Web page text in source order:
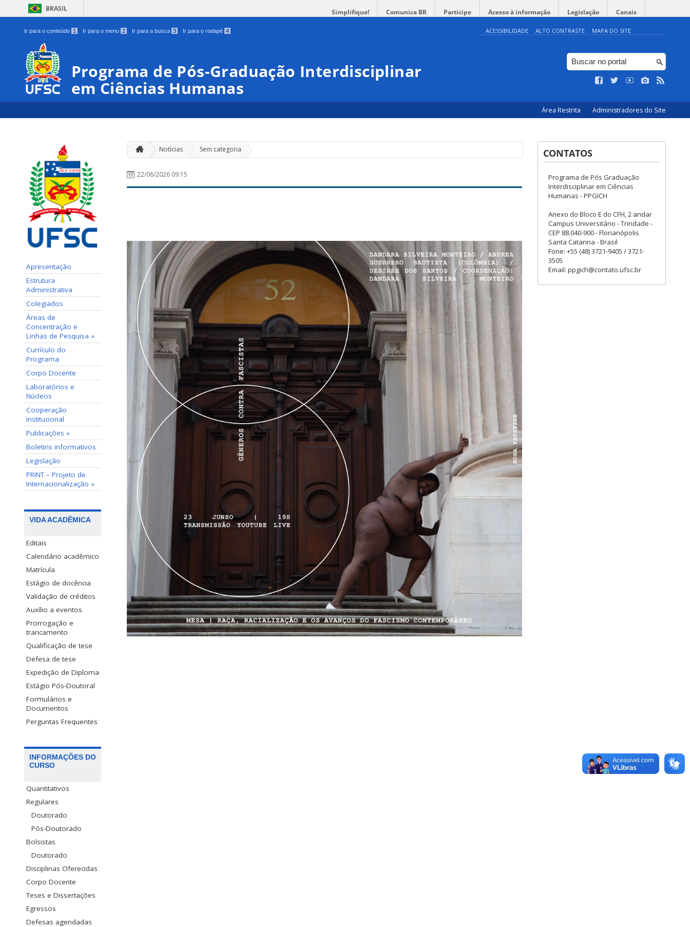
BRASIL Simplifique! Comunica BR Participe Acesso à informação Legislação Canais
Ir para o conteúdo 1 Ir para o menu 2 Ir para a busca 3 Ir para o rodapé 4 ACESSIBILIDADE ALTO CONTRASTE MAPA DO SITE
Programa de Pós-Graduação Interdisciplinar
em Ciências Humanas
Área Restrita Administradores do Site
Apresentação
Estrutura
Administrativa
Colegiados
Áreas de
Concentração e
Linhas de Pesquisa »
Currículo do
Programa
Corpo Docente
Laboratórios e
Núcleos
Cooperação
Institucional
Publicações »
Boletins informativos
Legislação
PRINT – Projeto de
Internacionalização »
VIDA ACADÊMICA
Editais
Calendário acadêmico
Matrícula
Estágio de docência
Validação de créditos
Auxílio a eventos
Prorrogação e
trancamento
Qualificação de tese
Defesa de tese
Expedição de Diploma
Estágio Pós-Doutoral
Formulários e
Documentos
Perguntas Frequentes
INFORMAÇÕES DO
CURSO
Quantitativos
Regulares
Doutorado
Pós-Doutorado
Bolsistas
Doutorado
Disciplinas Oferecidas
Corpo Docente
Teses e Dissertações
Egressos
Defesas agendadas
Notícias Sem categoria »
22/06/2026 09:15
CONTATOS
Programa de Pós Graduação
Interdisciplinar em Ciências
Humanas - PPGICH
Anexo do Bloco E do CFH, 2 andar
Campus Universitário - Trindade -
CEP 88.040-900 - Florianópolis
Santa Catarina - Brasil
Fone: +55 (48) 3721-9405 / 3721-
3505
Email: ppgich@contato.ufsc.br